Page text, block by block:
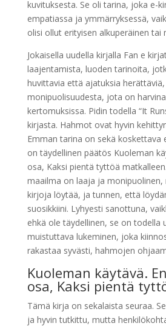
kuvituksesta. Se oli tarina, joka e-
empatiassa ja ymmärryksessä,
olisi ollut erityisen alkuperäinen tai
Jokaisella uudella kirjalla Fan e
laajentamista, luoden tarinoita,
huvittavia että ajatuksia
monipuolisuudesta, jota on
kertomuksissa. Pidin todella “It
kirjasta. Hahmot ovat hyvin
Emman tarina on sekä koskettava
on täydellinen päätös Kuoleman
osa, Kaksi pientä tyttöä
maailma on laaja ja
kirjoja löytää, ja tunnen, että
suosikkiini. Lyhyesti sanottuna,
ehkä ole täydellinen, se on todella
muistuttava lukeminen, joka
rakastaa syvästi, hahmojen
Kuoleman käytävä.
osa, Kaksi pientä
Tämä kirja on sekalaista seuraa.
ja hyvin tutkittu, mutta